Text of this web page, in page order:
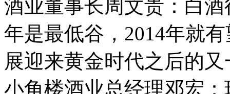
酒业董事长周文贵：白
年是最低谷，2014年就
展迎来黄金时代之后的
小角楼酒业总经理邓宏